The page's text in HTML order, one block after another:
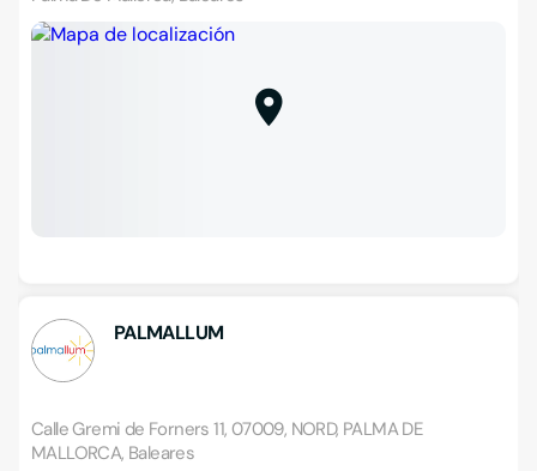
PALMALLUM
Calle Gremi de Forners 11, 07009, NORD, PALMA DE
MALLORCA, Baleares